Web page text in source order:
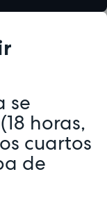
se
horas,
cuartos
de